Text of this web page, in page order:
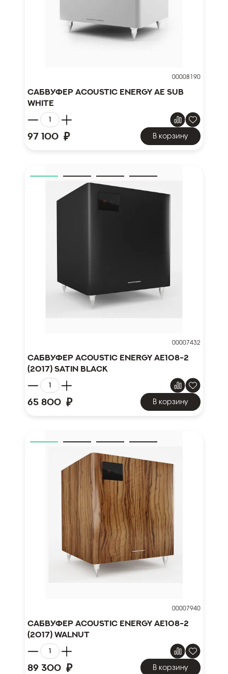
00008190
Сабвуфер Acoustic Energy AE SUB
WHITE
97 100 ₽ В корзину
00007432
Сабвуфер Acoustic Energy AE108-2
(2017) Satin Black
65 800 ₽ В корзину
00007940
Сабвуфер Acoustic Energy AE108-2
(2017) Walnut
89 300 ₽ В корзину